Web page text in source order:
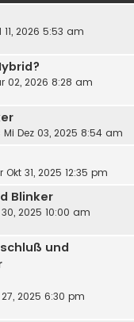
11, 2026 5:53 am
02, 2026 8:28 am
Mi Dez 03, 2025 8:54 am
Okt 31, 2025 12:35 pm
Blinker
2025 10:00 am
und
2025 6:30 pm